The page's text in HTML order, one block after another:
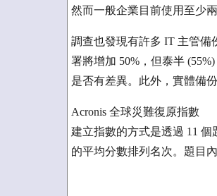
然而一般企業目前使用至少
調查也發現有許多 IT 主管備
署將增加 50%，但泰半
是否有差異。此外，實體備
Acronis 全球災難復原指數
建立指數的方式是透過 11
的平均分數排列名次。題目